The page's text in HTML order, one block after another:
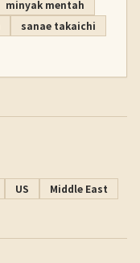
minyak mentah
sanae takaichi
US Middle East